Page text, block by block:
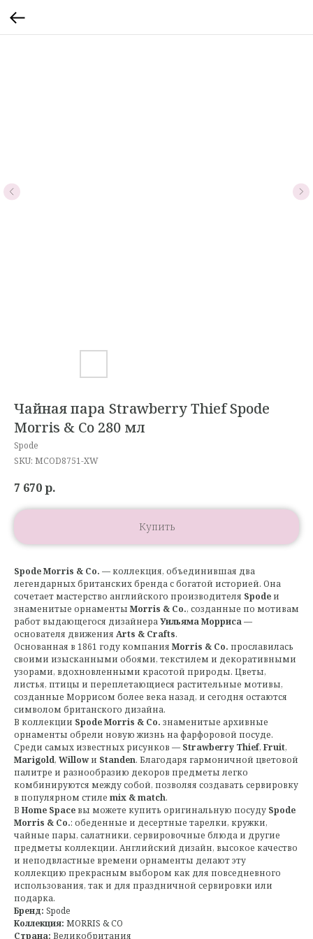
Чайная пара Strawberry Thief Spode
Morris & Co 280 мл
Spode
SKU: MCOD8751-XW
7 670р.
Купить
Spode Morris & Co. — коллекция, объединившая два
легендарных британских бренда с богатой историей. Она
сочетает мастерство английского производителя Spode и
знаменитые орнаменты Morris & Co., созданные по мотивам
работ выдающегося дизайнераУильяма Морриса—
основателя движения Arts & Crafts.
Основанная в 1861 году компания Morris & Co. прославилась
своими изысканными обоями, текстилем и декоративными
узорами, вдохновленными красотой природы. Цветы,
листья, птицы и переплетающиеся растительные мотивы,
созданные Моррисом более века назад, и сегодня остаются
символом британского дизайна.
В коллекции Spode Morris & Co. знаменитые архивные
орнаменты обрели новую жизнь на фарфоровой посуде.
Среди самых известных рисунков — Strawberry Thief, Fruit,
Marigold, Willowи Standen. Благодаря гармоничной цветовой
палитре и разнообразию декоров предметы легко
комбинируются между собой, позволяя создавать сервировку
в популярном стиле mix & match.
В Home Space вы можете купить оригинальную посуду Spode
Morris & Co.: обеденные и десертные тарелки, кружки,
чайные пары, салатники, сервировочные блюда и другие
предметы коллекции. Английский дизайн, высокое качество
и неподвластные времени орнаменты делают эту
коллекцию прекрасным выбором как для повседневного
использования, так и для праздничной сервировки или
подарка.
Бренд: Spode
Коллекция: MORRIS & CO
Страна: Великобритания